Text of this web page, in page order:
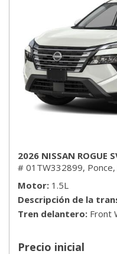
2026 NISSAN ROGUE
# 01TW332899,
Motor 1.5L
Descripción de la
Tren delantero Front
Precio inicial